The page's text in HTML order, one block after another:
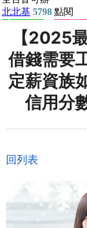
【2025
借錢需要
定薪資族
信用分
回列表